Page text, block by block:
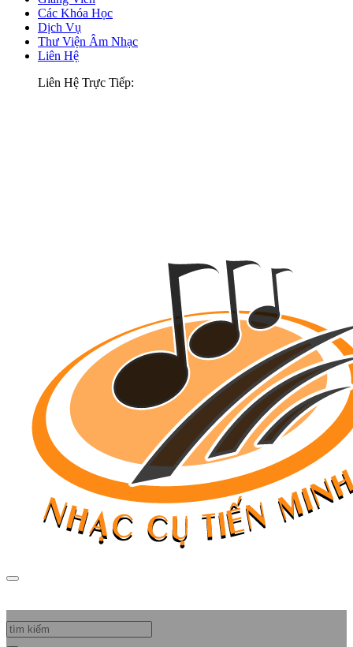
Các Khóa Học
Dịch Vụ
Thư Viện Âm Nhạc
Liên Hệ
Liên Hệ Trực Tiếp: